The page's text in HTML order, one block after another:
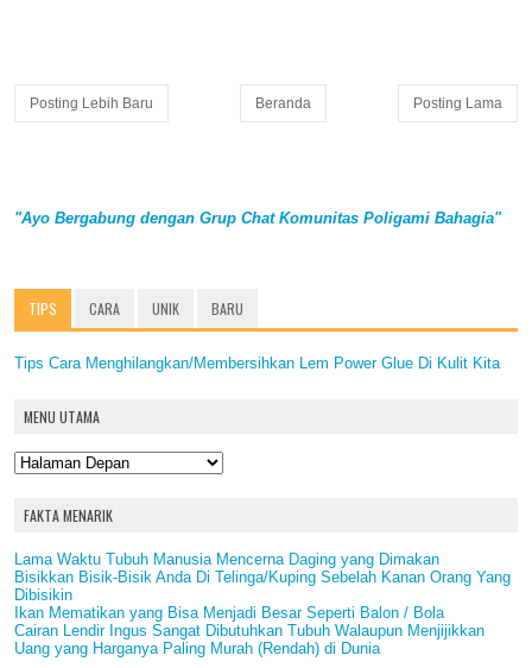
Posting Lebih Baru Posting Lama
Beranda
"Ayo Bergabung dengan Grup Chat Komunitas Poligami Bahagia"
TIPS CARA UNIK BARU
Tips Cara Menghilangkan/Membersihkan Lem Power Glue Di Kulit Kita
MENU UTAMA
FAKTA MENARIK
Lama Waktu Tubuh Manusia Mencerna Daging yang Dimakan
Bisikkan Bisik-Bisik Anda Di Telinga/Kuping Sebelah Kanan Orang Yang
Dibisikin
Ikan Mematikan yang Bisa Menjadi Besar Seperti Balon / Bola
Cairan Lendir Ingus Sangat Dibutuhkan Tubuh Walaupun Menjijikkan
Uang yang Harganya Paling Murah (Rendah) di Dunia